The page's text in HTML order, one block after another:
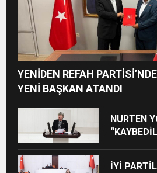
YENİDEN REFAH
YENİ BAŞKAN ATANDI
NURTEN
İYİ